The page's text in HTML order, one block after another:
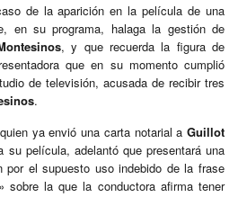
de la aparición en la película de una
en su programa, halaga la gestión de
, y que recuerda la figura de
que en su momento cumplió
de televisión, acusada de recibir tres
.
ya envió una carta notarial aGuillot
su película, adelantó que presentará una
por el supuesto uso indebido de la frase
sobre la que la conductora afirma tener